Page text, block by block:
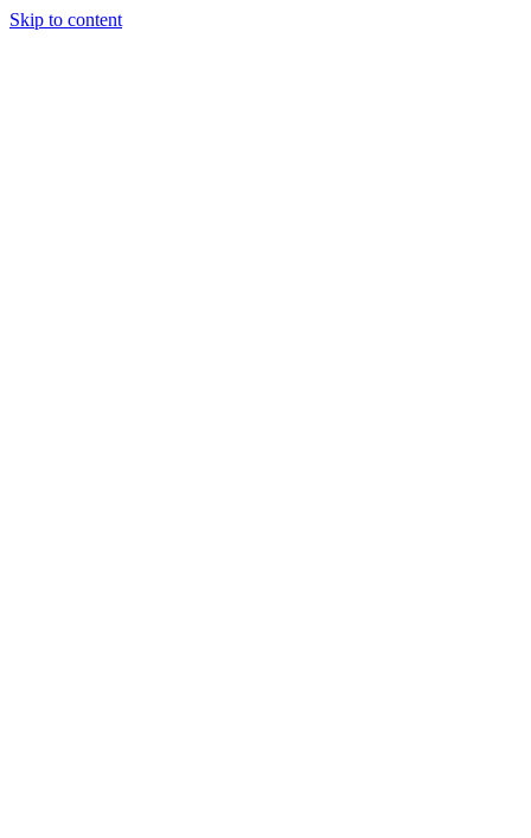
Skip to content